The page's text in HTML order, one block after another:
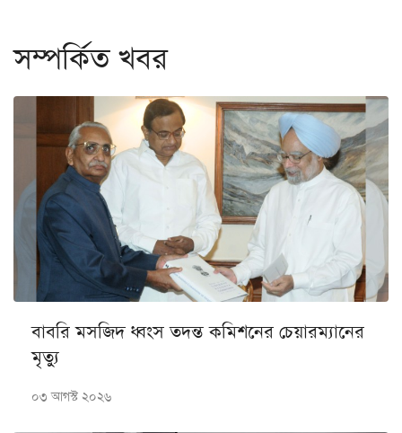
সম্পর্কিত খবর
বাবরি মসজিদ ধ্বংস তদন্ত কমিশনের চেয়ারম্যানের
মৃত্যু
০৩ আগস্ট ২০২৬